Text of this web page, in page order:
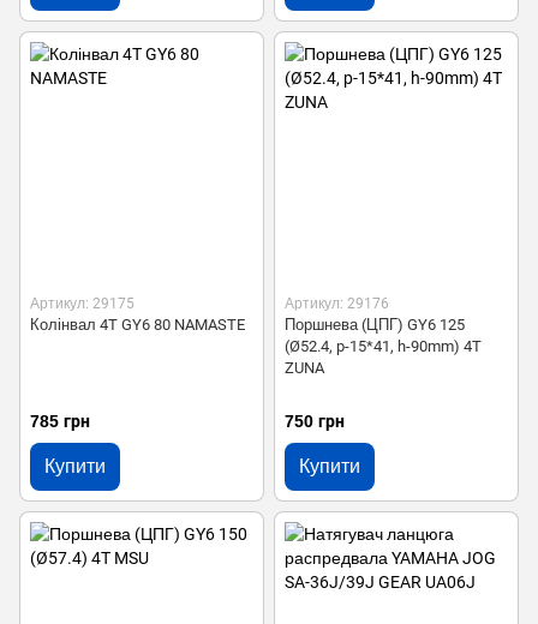
Артикул: 29175
Колінвал 4T GY6 80 NAMASTE
785 грн
Купити
Артикул: 29176
Поршнева (ЦПГ) GY6 125
(Ø52.4, p-15*41, h-90mm) 4T
ZUNA
750 грн
Купити